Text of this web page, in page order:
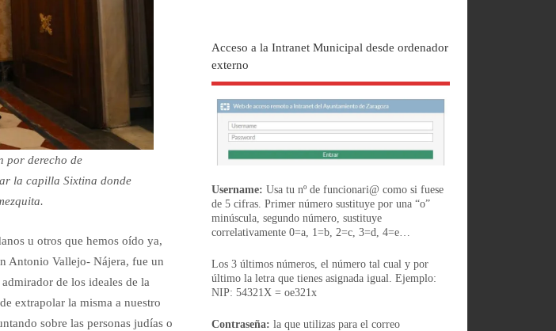
por derecho de
la capilla Sixtina donde
u otros que hemos oído ya,
Antonio Vallejo- Nájera, fue un
de los ideales de la
extrapolar la misma a nuestro
sobre las personas judías o
Acceso a la Intranet Municipal desde ordenador
externo
Username: Usa tu nº de funcionari@ como si fuese
de 5 cifras. Primer número sustituye por una “o”
minúscula, segundo número, sustituye
correlativamente 0=a, 1=b, 2=c, 3=d, 4=e…
Los 3 últimos números, el número tal cual y por
último la letra que tienes asignada igual. Ejemplo:
NIP: 54321X = oe321x
Contraseña: la que utilizas para el correo